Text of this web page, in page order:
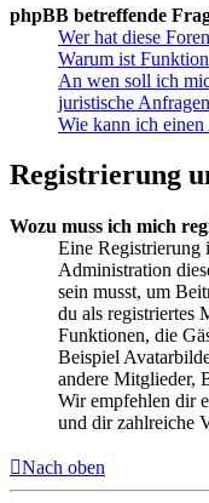
phpBB betreffende
Wer hat diese
Warum ist
An wen soll ich
juristische
Wie kann ich
Registrierung
Wozu muss ich mich
Eine Registrierung
Administration
sein musst, um
du als registriertes
Funktionen, die
Beispiel
andere Mitglieder,
Wir empfehlen dir
und dir zahlreiche
Nach oben